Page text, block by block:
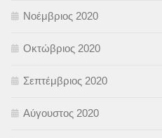
Νοέμβριος 2020
Οκτώβριος 2020
Σεπτέμβριος 2020
Αύγουστος 2020